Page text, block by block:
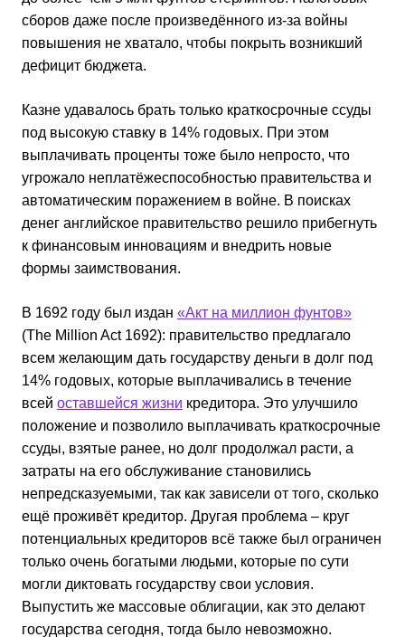
сборов даже после произведённого из-за войны
повышения не хватало, чтобы покрыть возникший
дефицит бюджета.
Казне удавалось брать только краткосрочные ссуды
под высокую ставку в 14% годовых. При этом
выплачивать проценты тоже было непросто, что
угрожало неплатёжеспособностью правительства и
автоматическим поражением в войне. В поисках
денег английское правительство решило прибегнуть
к финансовым инновациям и внедрить новые
формы заимствования.
В 1692 году был издан «Акт на миллион фунтов»
(The Million Act 1692): правительство предлагало
всем желающим дать государству деньги в долг под
14% годовых, которые выплачивались в течение
всей оставшейся жизни кредитора. Это улучшило
положение и позволило выплачивать краткосрочные
ссуды, взятые ранее, но долг продолжал расти, а
затраты на его обслуживание становились
непредсказуемыми, так как зависели от того, сколько
ещё проживёт кредитор. Другая проблема – круг
потенциальных кредиторов всё также был ограничен
только очень богатыми людьми, которые по сути
могли диктовать государству свои условия.
Выпустить же массовые облигации, как это делают
государства сегодня, тогда было невозможно.